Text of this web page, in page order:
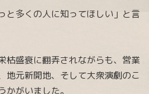
と多くの人に知ってほしい」と言
枯盛衰に翻弄されながらも、営業
地元新開地、そして大衆演劇のこ
がいました。